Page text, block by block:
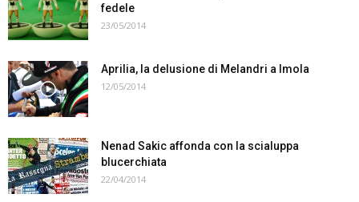
fedele
23/05/2014
Aprilia, la delusione di Melandri a Imola
12/05/2014
Nenad Sakic affonda con la scialuppa
blucerchiata
22/04/2014